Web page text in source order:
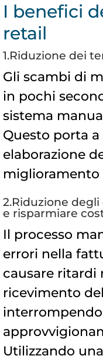
I benefici
retail
1.Riduzione dei
Gli scambi di
in pochi
sistema
Questo porta
elaborazione
miglioramento
2.Riduzione
e risparmiare
Il processo
errori nella
causare ritardi
ricevimento
Utilizzando